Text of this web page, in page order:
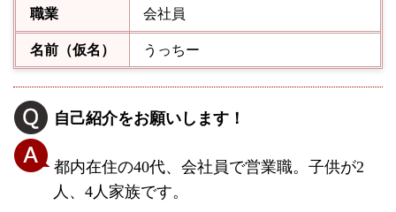
職業 会社員
名前（仮名） うっちー
自己紹介をお願いします！
都内在住の40代、会社員で営業職。子供が2
人、4人家族です。